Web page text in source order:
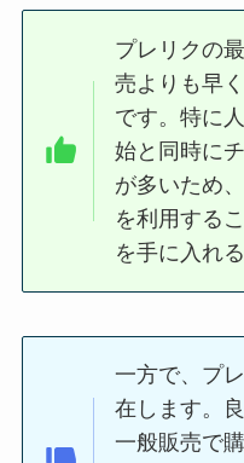
プレリクの
売よりも早
です。特に
始と同時に
が多いため
を利用する
を手に入れ
一方で、プ
在します。
一般販売で